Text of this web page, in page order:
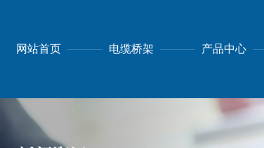
网站首页 电缆桥架 产品中心